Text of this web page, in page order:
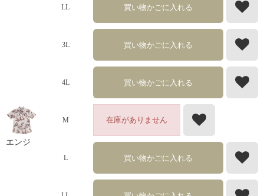
LL 買い物かごに入れる
3L 買い物かごに入れる
4L 買い物かごに入れる
エンジ
M 在庫がありません
L 買い物かごに入れる